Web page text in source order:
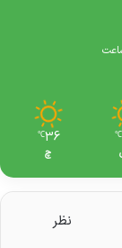
نام برد:
℃
36
℃
چ
نظر